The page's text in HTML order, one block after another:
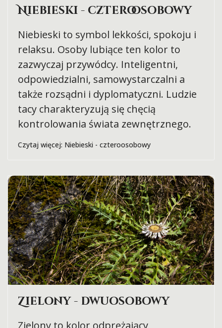
Niebieski - czteroosobowy
Niebieski to symbol lekkości, spokoju i
relaksu. Osoby lubiące ten kolor to
zazwyczaj przywódcy. Inteligentni,
odpowiedzialni, samowystarczalni a
także rozsądni i dyplomatyczni. Ludzie
tacy charakteryzują się chęcią
kontrolowania świata zewnętrznego.
Czytaj więcej: Niebieski - czteroosobowy
Zielony - dwuosobowy
Zielony to kolor odprężający,